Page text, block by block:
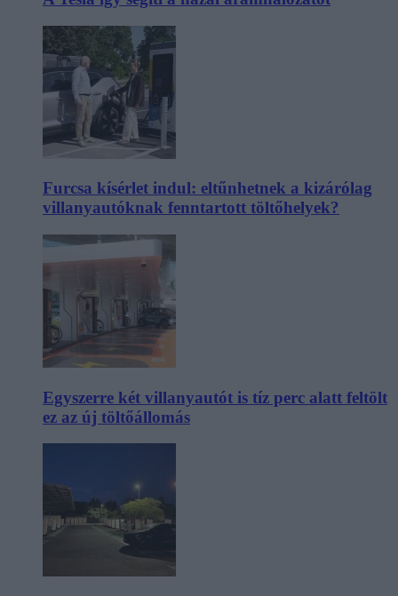
Furcsa kísérlet indul: eltűnhetnek a kizárólag
villanyautóknak fenntartott töltőhelyek?
Egyszerre két villanyautót is tíz perc alatt feltölt
ez az új töltőállomás